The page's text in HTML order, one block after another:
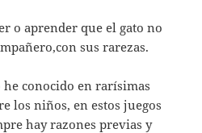
o aprender que el gato no
sus rarezas.
conocido en rarísimas
los niños, en estos juegos
hay razones previas y